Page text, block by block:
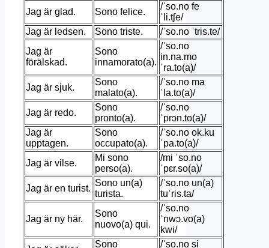
Jag är glad.
Sono felice.
/ˈso.no fe
ˈli.tʃe/
Jag är ledsen.
Sono triste.
/ˈso.no ˈtris.te/
Jag är
förälskad.
Sono
innamorato(a).
/ˈso.no
in.na.mo
ˈra.to(a)/
Jag är sjuk.
Sono
malato(a).
/ˈso.no ma
ˈla.to(a)/
Jag är redo.
Sono
pronto(a).
/ˈso.no
ˈprɔn.to(a)/
Jag är
upptagen.
Sono
occupato(a).
/ˈso.no ok.ku
ˈpa.to(a)/
Jag är vilse.
Mi sono
perso(a).
/mi ˈso.no
ˈpɛr.so(a)/
Jag är en turist.
Sono un(a)
turista.
/ˈso.no un(a)
tuˈris.ta/
Jag är ny här.
Sono
nuovo(a) qui.
/ˈso.no
ˈnwɔ.vo(a)
kwi/
Sono /ˈso.no si